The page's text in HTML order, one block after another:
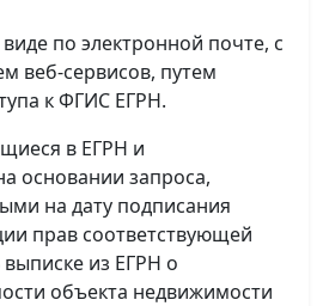
по электронной почте, с
веб-сервисов, путем
к ФГИС ЕГРН.
в ЕГРН и
основании запроса,
на дату подписания
прав соответствующей
из ЕГРН о
объекта недвижимости